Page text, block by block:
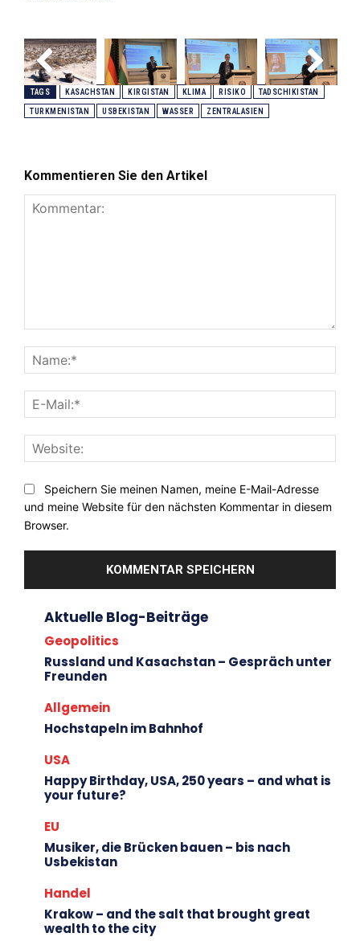
TAGS KASACHSTAN KIRGISTAN KLIMA RISIKO TADSCHIKISTAN
TURKMENISTAN USBEKISTAN WASSER ZENTRALASIEN
Kommentieren Sie den Artikel
Speichern Sie meinen Namen, meine E-Mail-Adresse
und meine Website für den nächsten Kommentar in diesem
Browser.
Aktuelle Blog-Beiträge
Geopolitics
Russland und Kasachstan – Gespräch unter
Freunden
Allgemein
Hochstapeln im Bahnhof
USA
Happy Birthday, USA, 250 years – and what is
your future?
EU
Musiker, die Brücken bauen – bis nach
Usbekistan
Handel
Krakow – and the salt that brought great
wealth to the city